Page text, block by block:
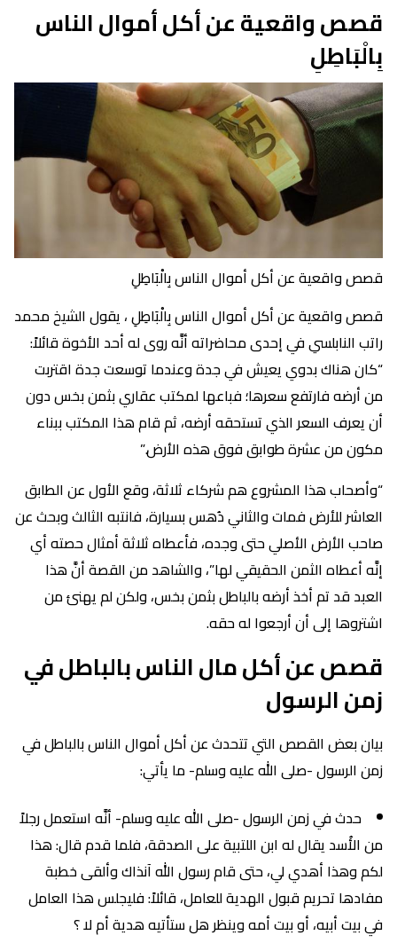
قصص واقعية عن أكل أموال الناس
بِالْبَاطِلِ
قصص واقعية عن أكل أموال الناس بِالْبَاطِلِ
قصص واقعية عن أكل أموال الناس بِالْبَاطِلِ ، يقول الشيخ محمد
راتب النابلسي في إحدى محاضراته أنَّه روى له أحد الأخوة قائلاً:
“كان هناك بدوي يعيش في جدة وعندما توسعت جدة اقتربت
من أرضه فارتفع سعرها؛ فباعها لمكتب عقاري بثمن بخس دون
أن يعرف السعر الذي تستحقه أرضه، ثم قام هذا المكتب ببناء
مكون من عشرة طوابق فوق هذه الأرض.”
“وأصحاب هذا المشروع هم شركاء ثلاثة، وقع الأول عن الطابق
العاشر للأرض فمات والثاني دُهس بسيارة، فانتبه الثالث وبحث عن
صاحب الأرض الأصلي حتى وجده، فأعطاه ثلاثة أمثال حصته أي
إنَّه أعطاه الثمن الحقيقي لها”، والشاهد من القصة أنَّ هذا
العبد قد تم أخذ أرضه بالباطل بثمن بخس، ولكن لم يهنئ من
اشتروها إلى أن أرجعوا له حقه.
قصص عن أكل مال الناس بالباطل في
زمن الرسول
بيان بعض القصص التي تتحدث عن أكل أموال الناس بالباطل في
زمن الرسول -صلى الله عليه وسلم- ما يأتي:
حدث في زمن الرسول -صلى الله عليه وسلم- أنَّه استعمل رجلاً
من الأُسد يقال له ابن اللتبية على الصدقة، فلما قدم قال: هذا
لكم وهذا أهدي لي، حتى قام رسول الله آنذاك وألقى خطبة
مفادها تحريم قبول الهدية للعامل، قائلاً: فليجلس هذا العامل
في بيت أبيه، أو بيت أمه وينظر هل ستأتيه هدية أم لا ؟